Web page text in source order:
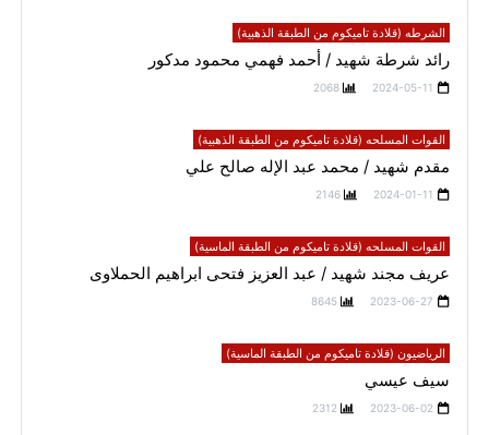
الشرطه (قلادة تاميكوم من الطبقة الذهبية)
رائد شرطة شهيد / أحمد فهمي محمود مدكور
2024-05-11
2068
القوات المسلحه (قلادة تاميكوم من الطبقة الذهبية)
مقدم شهيد / محمد عبد الإله صالح علي
2024-01-11
2146
القوات المسلحه (قلادة تاميكوم من الطبقة الماسية)
عريف مجند شهيد / عبد العزيز فتحى ابراهيم الحملاوى
2023-06-27
8645
الرياضيون (قلادة تاميكوم من الطبقة الماسية)
سيف عيسي
2023-06-02
2312